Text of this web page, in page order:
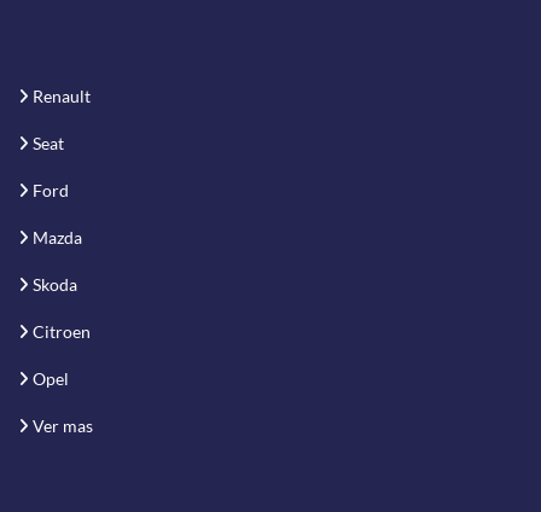
Renault
Seat
Ford
Mazda
Skoda
Citroen
Opel
Ver mas